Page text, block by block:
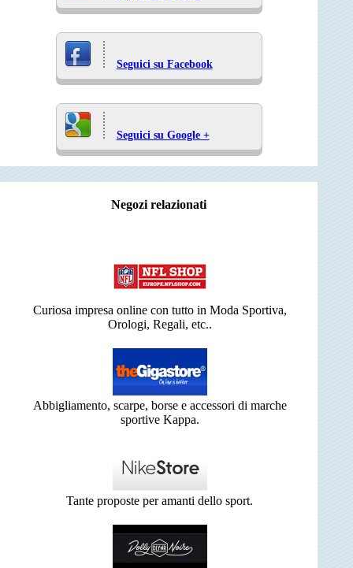
Seguici su Facebook
Seguici su Google +
Negozi relazionati
Curiosa impresa online con tutto in Moda Sportiva,
Orologi, Regali, etc..
Abbigliamento, scarpe, borse e accessori di marche
sportive Kappa.
Tante proposte per amanti dello sport.